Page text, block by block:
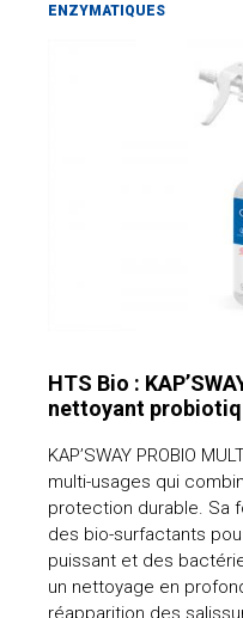
ENZYMATIQUES
HTS Bio :
nettoyant
KAP’SWAY PROBIO
multi-usages qui
protection durable. Sa
des bio-surfactants
puissant et des
un nettoyage en
réapparition des